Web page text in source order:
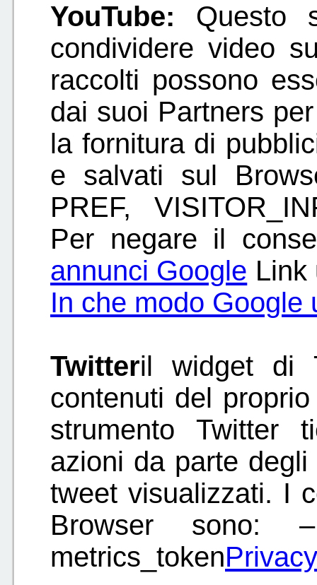
YouTube: Questo
condividere video
raccolti possono
dai suoi Partners
la fornitura di
e salvati sul
PREF,
Per negare il
annunci Google
In che modo Google
Twitteril widget di
contenuti del
strumento Twitter
azioni da parte
tweet visualizzati. I
Browser sono: –
metrics_token